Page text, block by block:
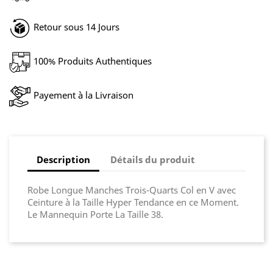
Retour sous 14 Jours
100% Produits Authentiques
Payement à la Livraison
Description Détails du produit
Robe Longue Manches Trois-Quarts Col en V avec
Ceinture à la Taille Hyper Tendance en ce Moment.
Le Mannequin Porte La Taille 38.